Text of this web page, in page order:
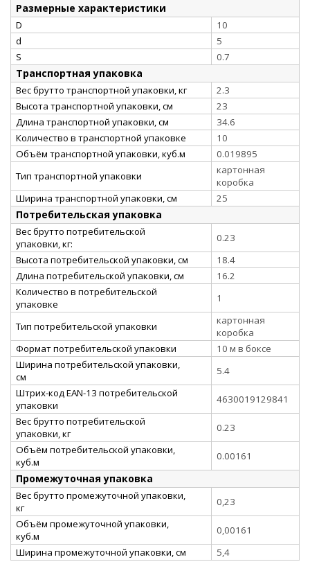
Размерные характеристики
D
10
d
5
S
0.7
Транспортная упаковка
Вес брутто транспортной упаковки, кг
2.3
Высота транспортной упаковки, см
23
Длина транспортной упаковки, см
34.6
Количество в транспортной упаковке
10
Объём транспортной упаковки, куб.м
0.019895
Тип транспортной упаковки
картонная
коробка
Ширина транспортной упаковки, см
25
Потребительская упаковка
Вес брутто потребительской
упаковки, кг:
0.23
Высота потребительской упаковки, см
18.4
Длина потребительской упаковки, см
16.2
Количество в потребительской
упаковке
1
Тип потребительской упаковки
картонная
коробка
Формат потребительской упаковки
10 м в боксе
Ширина потребительской упаковки,
см
5.4
Штрих-код EAN-13 потребительской
упаковки
4630019129841
Вес брутто потребительской
упаковки, кг
0.23
Объём потребительской упаковки,
куб.м
0.00161
Промежуточная упаковка
Вес брутто промежуточной упаковки,
кг
0,23
Объём промежуточной упаковки,
куб.м
0,00161
Ширина промежуточной упаковки, см
5,4